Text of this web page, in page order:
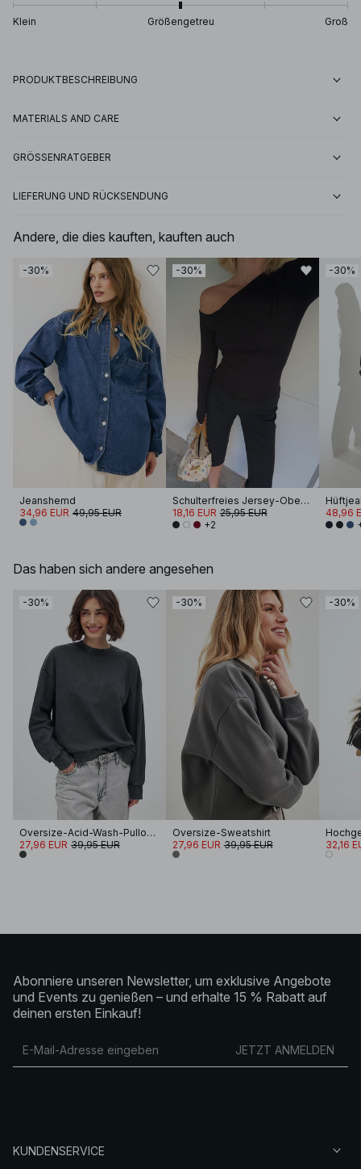
Klein Größengetreu Groß
PRODUKTBESCHREIBUNG
MATERIALS AND CARE
GRÖSSENRATGEBER
LIEFERUNG UND RÜCKSENDUNG
Andere, die dies kauften, kauften auch
-30%
Jeanshemd
34,96 EUR 49,95 EUR
-30%
Schulterfreies Jersey-Oberteil
18,16 EUR 25,95 EUR
+2
-30%
48,96
Das haben sich andere angesehen
-30%
Oversize-Acid-Wash-Pullover
27,96 EUR 39,95 EUR
-30%
Oversize-Sweatshirt
27,96 EUR 39,95 EUR
-30%
32,16
Abonniere unseren Newsletter, um exklusive Angebote
und Events zu genießen – und erhalte 15 % Rabatt auf
deinen ersten Einkauf!
JETZT ANMELDEN
KUNDENSERVICE